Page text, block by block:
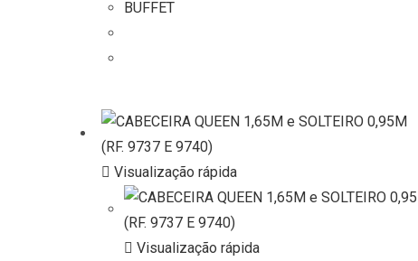
BUFFET
Visualização rápida
Visualização rápida